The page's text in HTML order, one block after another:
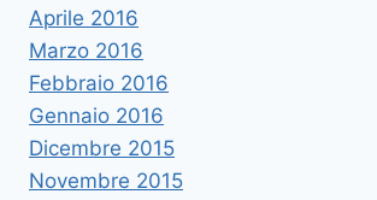
Aprile 2016
Marzo 2016
Febbraio 2016
Gennaio 2016
Dicembre 2015
Novembre 2015